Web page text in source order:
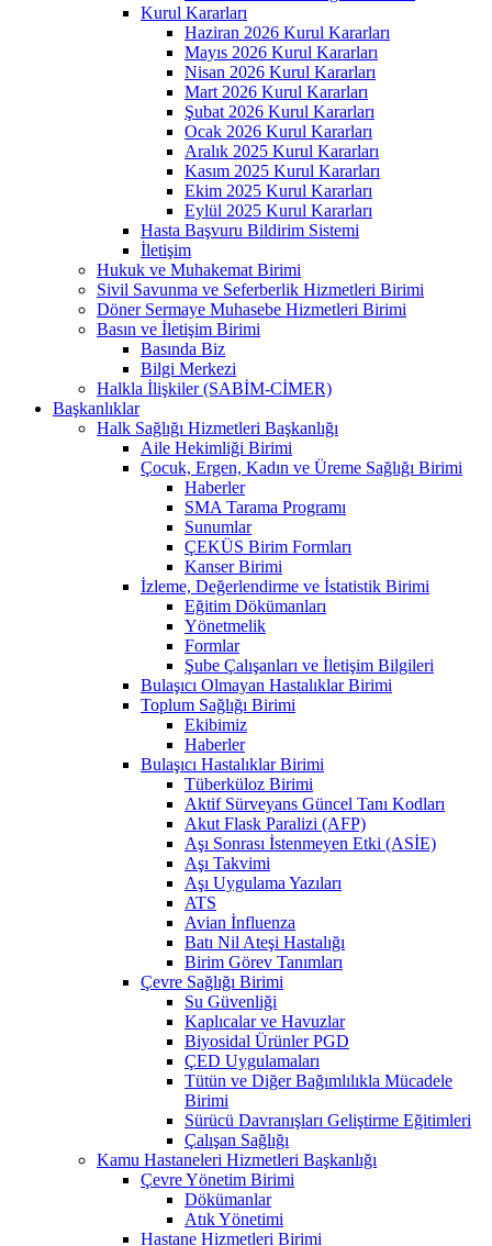
Kurul Kararları
Haziran 2026 Kurul Kararları
Mayıs 2026 Kurul Kararları
Nisan 2026 Kurul Kararları
Mart 2026 Kurul Kararları
Şubat 2026 Kurul Kararları
Ocak 2026 Kurul Kararları
Aralık 2025 Kurul Kararları
Kasım 2025 Kurul Kararları
Ekim 2025 Kurul Kararları
Eylül 2025 Kurul Kararları
Hasta Başvuru Bildirim Sistemi
İletişim
Hukuk ve Muhakemat Birimi
Sivil Savunma ve Seferberlik Hizmetleri Birimi
Döner Sermaye Muhasebe Hizmetleri Birimi
Basın ve İletişim Birimi
Basında Biz
Bilgi Merkezi
Halkla İlişkiler (SABİM-CİMER)
Başkanlıklar
Halk Sağlığı Hizmetleri Başkanlığı
Aile Hekimliği Birimi
Çocuk, Ergen, Kadın ve Üreme Sağlığı Birimi
Haberler
SMA Tarama Programı
Sunumlar
ÇEKÜS Birim Formları
Kanser Birimi
İzleme, Değerlendirme ve İstatistik Birimi
Eğitim Dökümanları
Yönetmelik
Formlar
Şube Çalışanları ve İletişim Bilgileri
Bulaşıcı Olmayan Hastalıklar Birimi
Toplum Sağlığı Birimi
Ekibimiz
Haberler
Bulaşıcı Hastalıklar Birimi
Tüberküloz Birimi
Aktif Sürveyans Güncel Tanı Kodları
Akut Flask Paralizi (AFP)
Aşı Sonrası İstenmeyen Etki (ASİE)
Aşı Takvimi
Aşı Uygulama Yazıları
ATS
Avian İnfluenza
Batı Nil Ateşi Hastalığı
Birim Görev Tanımları
Çevre Sağlığı Birimi
Su Güvenliği
Kaplıcalar ve Havuzlar
Biyosidal Ürünler PGD
ÇED Uygulamaları
Tütün ve Diğer Bağımlılıkla Mücadele
Birimi
Sürücü Davranışları Geliştirme Eğitimleri
Çalışan Sağlığı
Kamu Hastaneleri Hizmetleri Başkanlığı
Çevre Yönetim Birimi
Dökümanlar
Atık Yönetimi
Hastane Hizmetleri Birimi